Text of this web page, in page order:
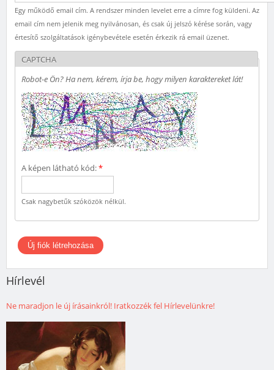
Egy működő email cím. A rendszer minden levelet erre a címre fog küldeni. Az
email cím nem jelenik meg nyilvánosan, és csak új jelszó kérése során, vagy
értesítő szolgáltatások igénybevétele esetén érkezik rá email üzenet.
CAPTCHA
Robot-e Ön? Ha nem, kérem, írja be, hogy milyen karaktereket lát!
A képen látható kód:*
Csak nagybetűk szóközök nélkül.
Hírlevél
Ne maradjon le új írásainkról! Iratkozzék fel Hírlevelünkre!